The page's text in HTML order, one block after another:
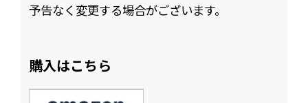
予告なく変更する場合がございます。
購入はこちら